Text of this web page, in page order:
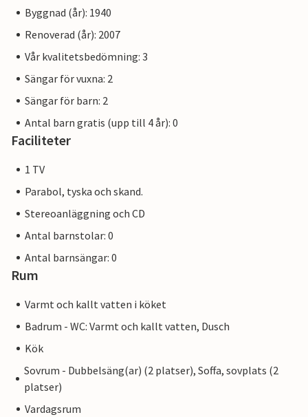
Byggnad (år): 1940
Renoverad (år): 2007
Vår kvalitetsbedömning: 3
Sängar för vuxna: 2
Sängar för barn: 2
Antal barn gratis (upp till 4 år): 0
Faciliteter
1 TV
Parabol, tyska och skand.
Stereoanläggning och CD
Antal barnstolar: 0
Antal barnsängar: 0
Rum
Varmt och kallt vatten i köket
Badrum - WC: Varmt och kallt vatten, Dusch
Kök
Sovrum - Dubbelsäng(ar) (2 platser), Soffa, sovplats (2
platser)
Vardagsrum